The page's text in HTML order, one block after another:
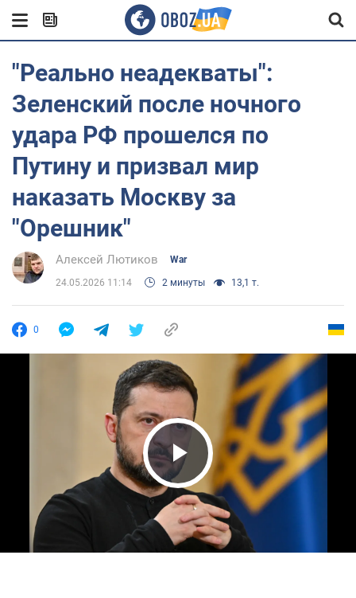
"Реально неадекваты":
Зеленский после ночного
удара РФ прошелся по
Путину и призвал мир
наказать Москву за
"Орешник"
Алексей Лютиков War
24.05.2026 11:14 2 минуты 13,1 т.
0
Play Video